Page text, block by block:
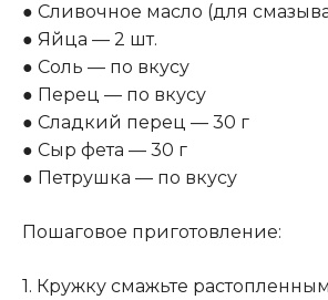
● Сливочное масло (для
● Яйца — 2 шт.
● Соль — по вкусу
● Перец — по вкусу
● Сладкий перец — 30 г
● Сыр фета — 30 г
● Петрушка — по вкусу
Пошаговое приготовление:
1. Кружку смажьте